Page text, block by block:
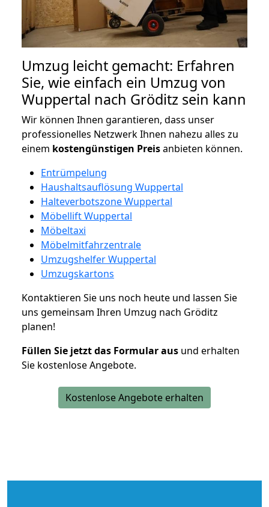
Umzug leicht gemacht: Erfahren
Sie, wie einfach ein Umzug von
Wuppertal nach Gröditz sein kann
Wir können Ihnen garantieren, dass unser
professionelles Netzwerk Ihnen nahezu alles zu
einem kostengünstigen Preisanbieten können.
Entrümpelung
Haushaltsauflösung Wuppertal
Halteverbotszone Wuppertal
Möbellift Wuppertal
Möbeltaxi
Möbelmitfahrzentrale
Umzugshelfer Wuppertal
Umzugskartons
Kontaktieren Sie uns noch heute und lassen Sie
uns gemeinsam Ihren Umzug nach Gröditz
planen!
Füllen Sie jetzt das Formular aus und erhalten
Sie kostenlose Angebote.
Kostenlose Angebote erhalten